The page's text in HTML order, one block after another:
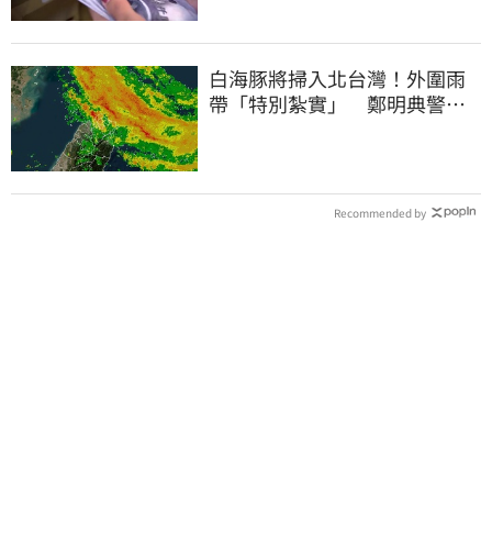
白海豚將掃入北台灣！外圍雨
帶「特別紮實」 鄭明典警告
Recommended by